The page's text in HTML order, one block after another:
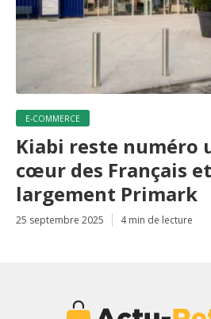
E-COMMERCE
Kiabi reste numéro
cœur des Français
largement Primark
25 septembre 2025 4 min de lecture